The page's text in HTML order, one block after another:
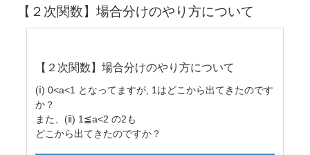
【２次関数】場合分けのやり方について
【２次関数】場合分けのやり方について
(ⅰ) 0<a<1 となってますが, 1はどこから出てきたのです
か？
また、(ⅱ) 1≦a<2 の2も
どこから出てきたのですか？